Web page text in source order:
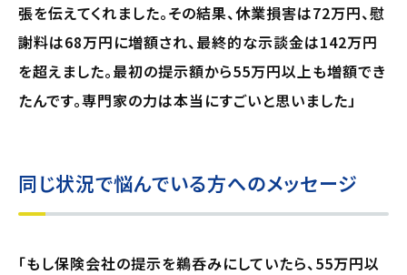
張を伝えてくれました。その結果、休業損害は72万円、慰
謝料は68万円に増額され、最終的な示談金は142万円
を超えました。最初の提示額から55万円以上も増額でき
たんです。専門家の力は本当にすごいと思いました」
同じ状況で悩んでいる方へのメッセージ
「もし保険会社の提示を鵜呑みにしていたら、55万円以